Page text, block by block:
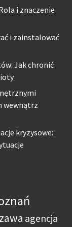
i znaczenie
i zainstalować
Jak chronić
wewnątrz
kryzysowe:
agencja